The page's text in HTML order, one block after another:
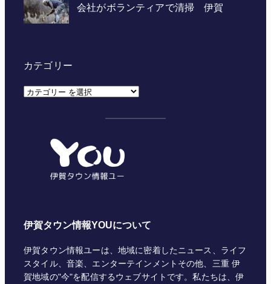
カテゴリー
カ
伊賀タウン情報YOUについて
伊賀タウン情報ユーは、地域に密着したニュース、ライフ
スタイル、音楽、エンターテインメントその他、三重 伊
賀地域の"今"を配信するウェブサイトです。私たちは、伊